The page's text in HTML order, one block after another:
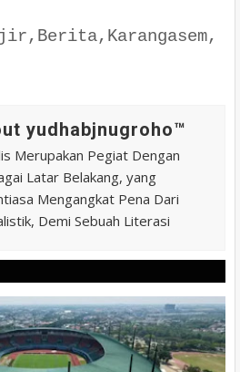
yudhabjnugroho™️
Merupakan Pegiat Dengan
Latar Belakang, yang
Mengangkat Pena Dari
Demi Sebuah Literasi